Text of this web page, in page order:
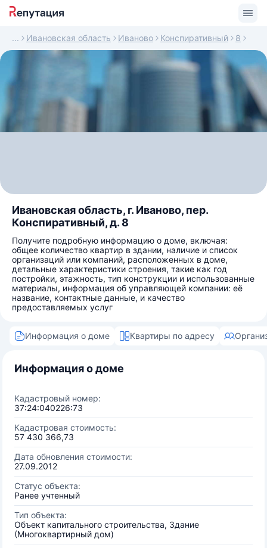
Ивановская область Иваново Конспиративный 8
Ивановская область, г. Иваново, пер.
Конспиративный, д. 8
Получите подробную информацию о доме, включая:
общее количество квартир в здании, наличие и список
организаций или компаний, расположенных в доме,
детальные характеристики строения, такие как год
постройки, этажность, тип конструкции и использованные
материалы, информация об управляющей компании: её
название, контактные данные, и качество
предоставляемых услуг
Информация о доме Квартиры по адресу
Информация о доме
Кадастровый номер:
37:24:040226:73
Кадастровая стоимость:
57 430 366,73
Дата обновления стоимости:
27.09.2012
Статус объекта:
Ранее учтенный
Тип объекта:
Объект капитального строительства, Здание
(Многоквартирный дом)